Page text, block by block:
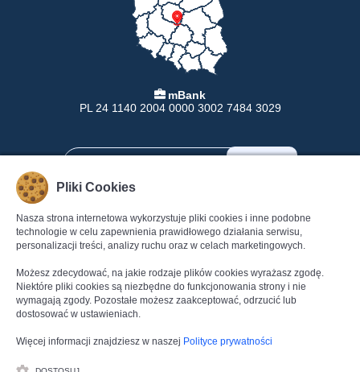
mBank
PL 24 1140 2004 0000 3002 7484 3029
INFORMACJE
Formy Płatności
Dostawa
Zwroty
Gwarancja
POMOC
Pomoc
Regulamin
Polityka Prywatności
Dane kontaktowe
Pliki Cookies
Nasza strona internetowa wykorzystuje pliki cookies i inne podobne
technologie w celu zapewnienia prawidłowego działania serwisu,
personalizacji treści, analizy ruchu oraz w celach marketingowych.
Możesz zdecydować, na jakie rodzaje plików cookies wyrażasz zgodę.
Niektóre pliki cookies są niezbędne do funkcjonowania strony i nie
wymagają zgody. Pozostałe możesz zaakceptować, odrzucić lub
dostosować w ustawieniach.
Więcej informacji znajdziesz w naszej Polityce prywatności